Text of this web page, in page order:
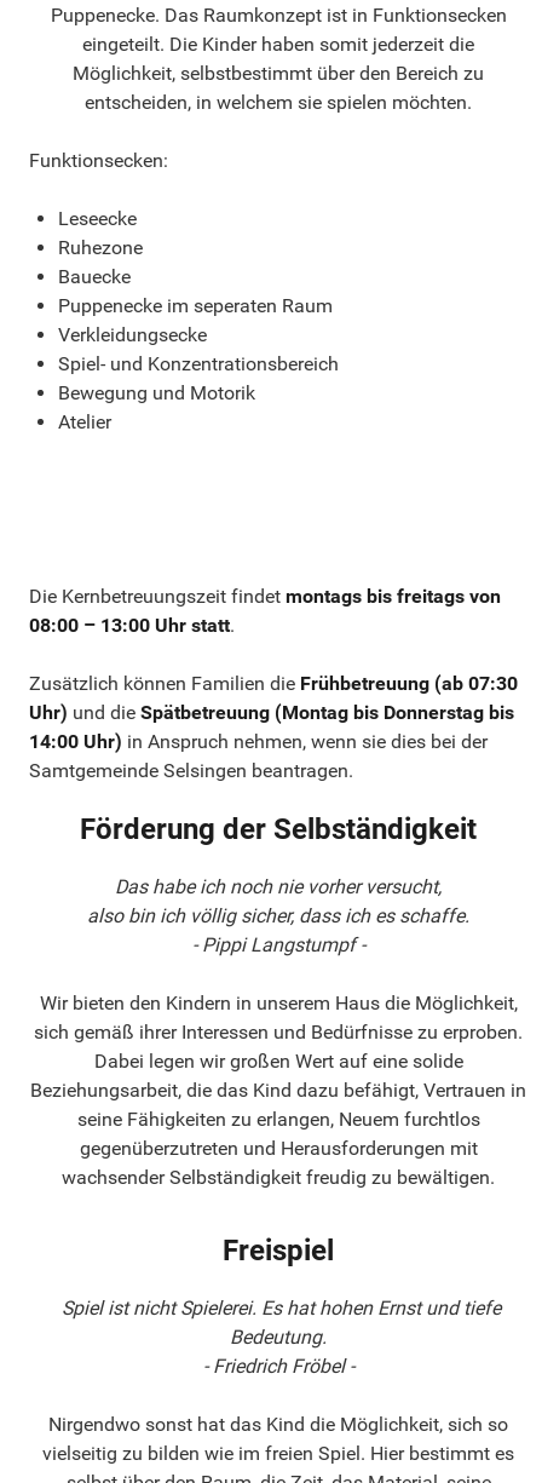
Puppenecke. Das Raumkonzept ist in Funktionsecken
eingeteilt. Die Kinder haben somit jederzeit die
Möglichkeit, selbstbestimmt über den Bereich zu
entscheiden, in welchem sie spielen möchten.
Funktionsecken:
Leseecke
Ruhezone
Bauecke
Puppenecke im seperaten Raum
Verkleidungsecke
Spiel- und Konzentrationsbereich
Bewegung und Motorik
Atelier
Die Kernbetreuungszeit findet montags bis freitags von
08:00 – 13:00 Uhr statt.
Zusätzlich können Familien die Frühbetreuung (ab 07:30
Uhr) und die Spätbetreuung (Montag bis Donnerstag bis
14:00 Uhr) in Anspruch nehmen, wenn sie dies bei der
Samtgemeinde Selsingen beantragen.
Förderung der Selbständigkeit
Das habe ich noch nie vorher versucht,
also bin ich völlig sicher, dass ich es schaffe.
- Pippi Langstumpf -
Wir bieten den Kindern in unserem Haus die Möglichkeit,
sich gemäß ihrer Interessen und Bedürfnisse zu erproben.
Dabei legen wir großen Wert auf eine solide
Beziehungsarbeit, die das Kind dazu befähigt, Vertrauen in
seine Fähigkeiten zu erlangen, Neuem furchtlos
gegenüberzutreten und Herausforderungen mit
wachsender Selbständigkeit freudig zu bewältigen.
Freispiel
Spiel ist nicht Spielerei. Es hat hohen Ernst und tiefe
Bedeutung.
- Friedrich Fröbel -
Nirgendwo sonst hat das Kind die Möglichkeit, sich so
vielseitig zu bilden wie im freien Spiel. Hier bestimmt es